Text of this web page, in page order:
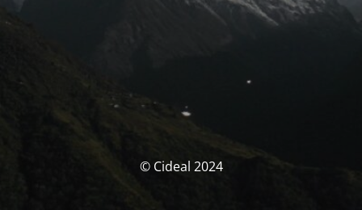
© Cideal 2024